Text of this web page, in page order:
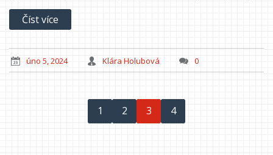
Číst více
úno 5, 2024 Klára Holubová 0
1 2 3 4